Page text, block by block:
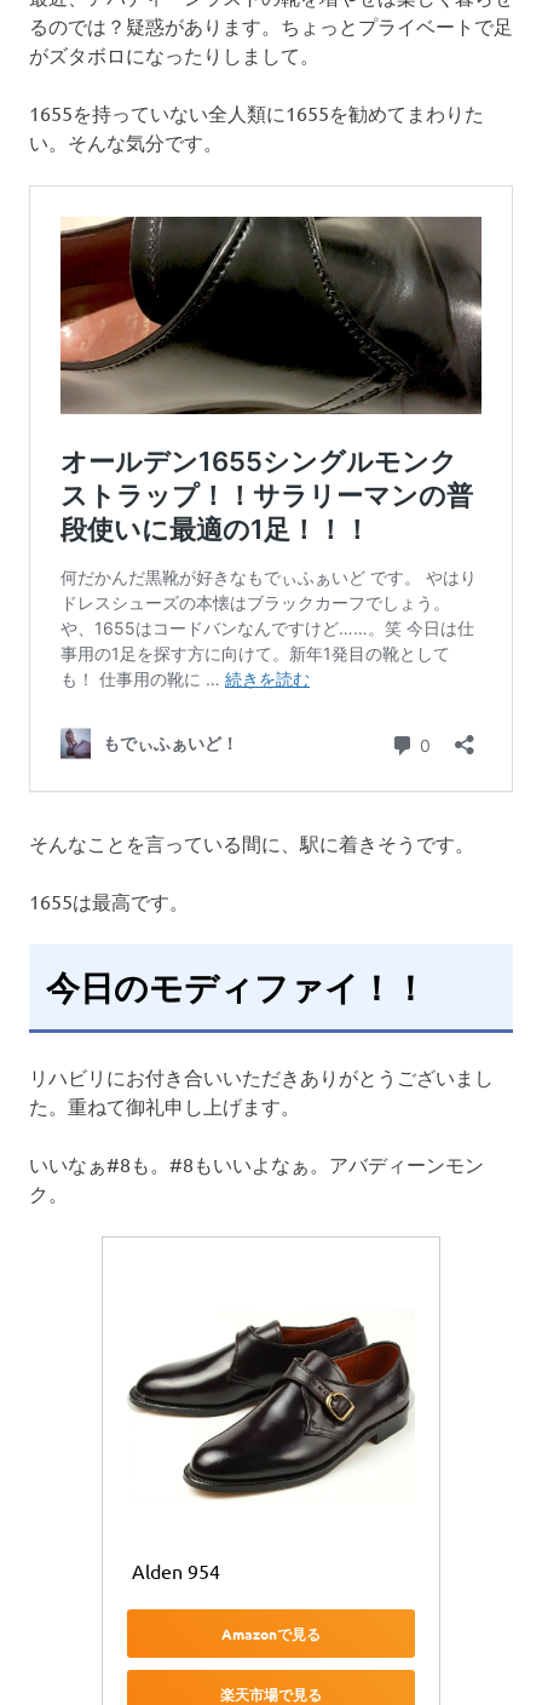
るのでは？疑惑があります。ちょっとプライベートで足
がズタボロになったりしまして。
1655を持っていない全人類に1655を勧めてまわりた
い。そんな気分です。
そんなことを言っている間に、駅に着きそうです。
1655は最高です。
今日のモディファイ！！
リハビリにお付き合いいただきありがとうございまし
た。重ねて御礼申し上げます。
いいなぁ#8も。#8もいいよなぁ。アバディーンモン
ク。
Alden 954
Amazonで見る
楽天市場で見る